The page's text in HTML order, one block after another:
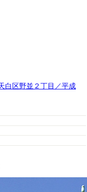
白区野並２丁目／平成